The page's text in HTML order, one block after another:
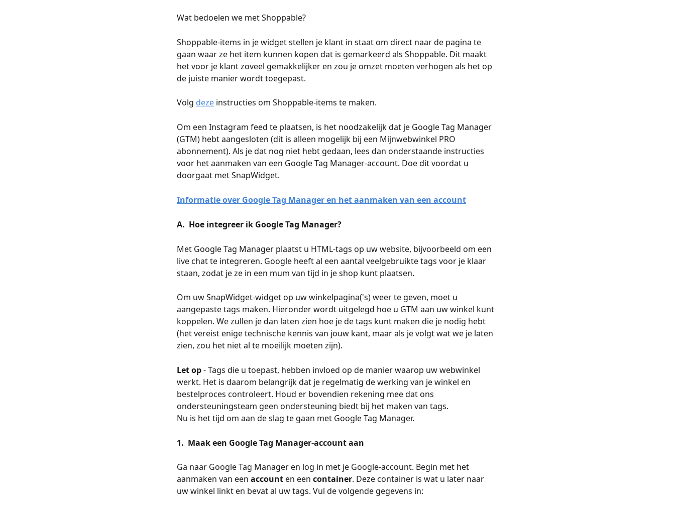
Wat bedoelen we met Shoppable?
Shoppable-items in je widget stellen je klant in staat om direct naar de pagina te
gaan waar ze het item kunnen kopen dat is gemarkeerd als Shoppable. Dit maakt
het voor je klant zoveel gemakkelijker en zou je omzet moeten verhogen als het op
de juiste manier wordt toegepast.
Volg deze instructies om Shoppable-items te maken.
Om een ​​Instagram feed te plaatsen, is het noodzakelijk dat je Google Tag Manager
(GTM) hebt aangesloten (dit is alleen mogelijk bij een Mijnwebwinkel PRO
abonnement). Als je dat nog niet hebt gedaan, lees dan onderstaande instructies
voor het aanmaken van een Google Tag Manager-account. Doe dit voordat u
doorgaat met SnapWidget.
Informatie over Google Tag Manager en het aanmaken van een account
A.  Hoe integreer ik Google Tag Manager?
Met Google Tag Manager plaatst u HTML-tags op uw website, bijvoorbeeld om een
live chat te integreren. Google heeft al een aantal veelgebruikte tags voor je klaar
staan, zodat je ze in een mum van tijd in je shop kunt plaatsen.
Om uw SnapWidget-widget op uw winkelpagina('s) weer te geven, moet u
aangepaste tags maken. Hieronder wordt uitgelegd hoe u GTM aan uw winkel kunt
koppelen. We zullen je dan laten zien hoe je de tags kunt maken die je nodig hebt
(het vereist enige technische kennis van jouw kant, maar als je volgt wat we je laten
zien, zou het niet al te moeilijk moeten zijn).
Let op - Tags die u toepast, hebben invloed op de manier waarop uw webwinkel
werkt. Het is daarom belangrijk dat je regelmatig de werking van je winkel en
bestelproces controleert. Houd er bovendien rekening mee dat ons
ondersteuningsteam geen ondersteuning biedt bij het maken van tags.
Nu is het tijd om aan de slag te gaan met Google Tag Manager.
1.  Maak een Google Tag Manager-account aan
Ga naar Google Tag Manager en log in met je Google-account. Begin met het
aanmaken van een account en een container. Deze container is wat u later naar
uw winkel linkt en bevat al uw tags. Vul de volgende gegevens in: